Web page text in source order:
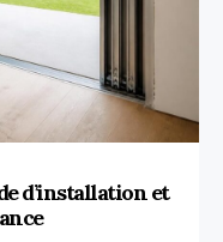
d’installation et